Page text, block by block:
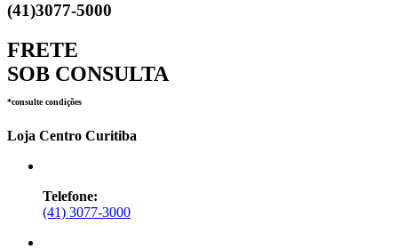
(41)3077-5000
FRETE
SOB CONSULTA
*consulte condições
Loja Centro Curitiba
Telefone:
(41) 3077-3000